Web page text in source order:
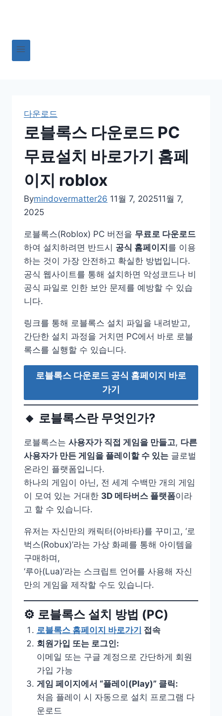
다운로드
로블록스 다운로드 PC
무료설치 바로가기 홈페
이지 roblox
Bymindovermatter26 11월 7, 202511월 7,
2025
로블록스(Roblox) PC 버전을 무료로 다운로드
하여 설치하려면 반드시 공식 홈페이지 를 이용
하는 것이 가장 안전하고 확실한 방법입니다.
공식 웹사이트를 통해 설치하면 악성코드나 비
공식 파일로 인한 보안 문제를 예방할 수 있습
니다.
링크를 통해 로블록스 설치 파일을 내려받고,
간단한 설치 과정을 거치면 PC에서 바로 로블
록스를 실행할 수 있습니다.
로블록스 다운로드 공식 홈페이지 바로
가기
🔸 로블록스란 무엇인가?
로블록스는 사용자가 직접 게임을 만들고, 다른
사용자가 만든 게임을 플레이할 수 있는 글로벌
온라인 플랫폼입니다.
하나의 게임이 아닌, 전 세계 수백만 개의 게임
이 모여 있는 거대한 3D 메타버스 플랫폼이라
고 할 수 있습니다.
유저는 자신만의 캐릭터(아바타)를 꾸미고, ‘로
벅스(Robux)’라는 가상 화폐를 통해 아이템을
구매하며,
‘루아(Lua)’라는 스크립트 언어를 사용해 자신
만의 게임을 제작할 수도 있습니다.
⚙️ 로블록스 설치 방법 (PC)
로블록스 홈페이지 바로가기 접속
회원가입 또는 로그인:
이메일 또는 구글 계정으로 간단하게 회원
가입 가능
게임 페이지에서 “플레이(Play)” 클릭:
처음 플레이 시 자동으로 설치 프로그램 다
운로드